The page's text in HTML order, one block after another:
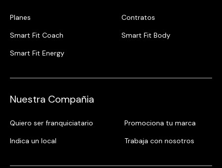
Planes
Contratos
Smart Fit Coach
Smart Fit Body
Smart Fit Energy
Nuestra Compañia
Quiero ser franquiciatario
Promociona tu marca
Indica un local
Trabaja con nosotros